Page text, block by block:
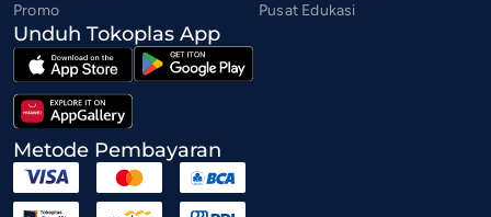
Promo
Pusat Edukasi
Unduh Tokoplas App
Metode Pembayaran